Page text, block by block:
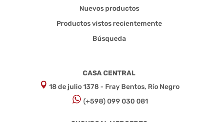
Nuevos productos
Productos vistos recientemente
Búsqueda
CASA CENTRAL
18 de julio 1378 - Fray Bentos, Río Negro
(+598) 099 030 081